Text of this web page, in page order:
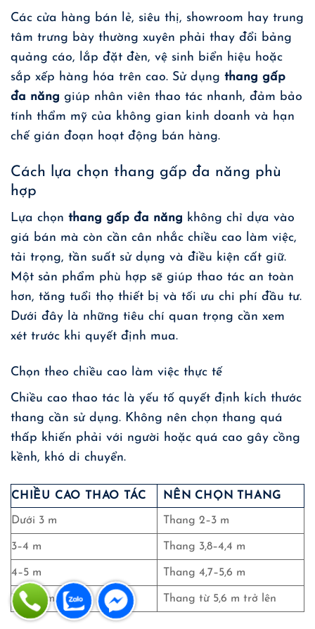
Các cửa hàng bán lẻ, siêu thị, showroom hay trung
tâm trưng bày thường xuyên phải thay đổi bảng
quảng cáo, lắp đặt đèn, vệ sinh biển hiệu hoặc
sắp xếp hàng hóa trên cao. Sử dụng thang gấp
đa năng giúp nhân viên thao tác nhanh, đảm bảo
tính thẩm mỹ của không gian kinh doanh và hạn
chế gián đoạn hoạt động bán hàng.
Cách lựa chọn thang gấp đa năng phù
hợp
Lựa chọn thang gấp đa năng không chỉ dựa vào
giá bán mà còn cần cân nhắc chiều cao làm việc,
tải trọng, tần suất sử dụng và điều kiện cất giữ.
Một sản phẩm phù hợp sẽ giúp thao tác an toàn
hơn, tăng tuổi thọ thiết bị và tối ưu chi phí đầu tư.
Dưới đây là những tiêu chí quan trọng cần xem
xét trước khi quyết định mua.
Chọn theo chiều cao làm việc thực tế
Chiều cao thao tác là yếu tố quyết định kích thước
thang cần sử dụng. Không nên chọn thang quá
thấp khiến phải với người hoặc quá cao gây cồng
kềnh, khó di chuyển.
CHIỀU CAO THAO TÁC NÊN CHỌN THANG
Dưới 3 m Thang 2–3 m
3–4 m Thang 3,8–4,4 m
4–5 m Thang 4,7–5,6 m
Trên 5 m Thang từ 5,6 m trở lên